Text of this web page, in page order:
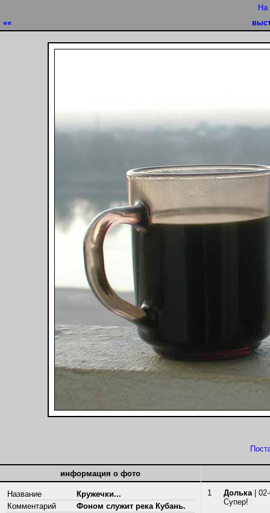
На
««
информация о фото
Название
Кружечки...
Комментарий
Фоном служит река Кубань.
1 Долька| 02-
Супер!